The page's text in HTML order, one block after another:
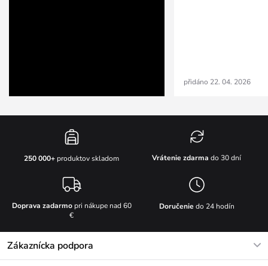
přidáno 22. 04. 2026
250 000+ produktov skladom Vrátenie zdarma do 30 dní
Doprava zadarmopri nákupe nad 60
€
Doručenie do 24 hodín
Zákaznícka podpora